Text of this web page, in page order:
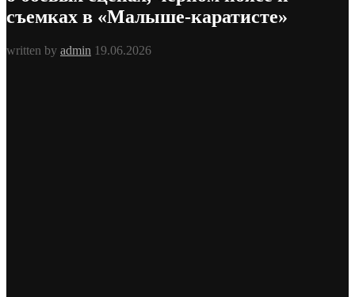
съемках в «Малыше-каратисте»
written by admin 19.06.2026